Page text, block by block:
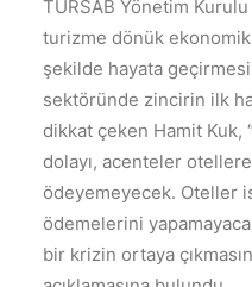
TÜRSAB Yönetim
turizme dönük
şekilde hayata
sektöründe zincirin ilk
dikkat çeken Hamit Kuk,
dolayı, acenteler
ödeyemeyecek. Oteller
ödemelerini
bir krizin ortaya